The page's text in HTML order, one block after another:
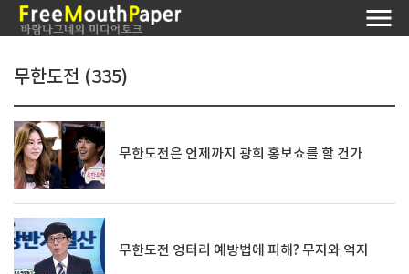
무한도전 (335)
무한도전은 언제까지 광희 홍보쇼를 할 건가
무한도전 엉터리 예방법에 피해? 무지와 억지